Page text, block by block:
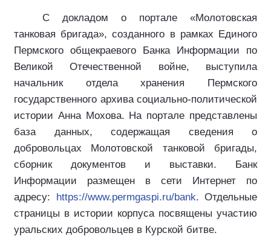
С докладом о портале «Молотовская
танковая бригада», созданного в рамках Единого
Пермского общекраевого Банка Информации по
Великой Отечественной войне, выступила
начальник отдела хранения Пермского
государственного архива социально-политической
истории Анна Мохова. На портале представлены
база данных, содержащая сведения о
добровольцах Молотовской танковой бригады,
сборник документов и выставки. Банк
Информации размещен в сети Интернет по
адресу: https://www.permgaspi.ru/bank. Отдельные
страницы в истории корпуса посвящены участию
уральских добровольцев в Курской битве.